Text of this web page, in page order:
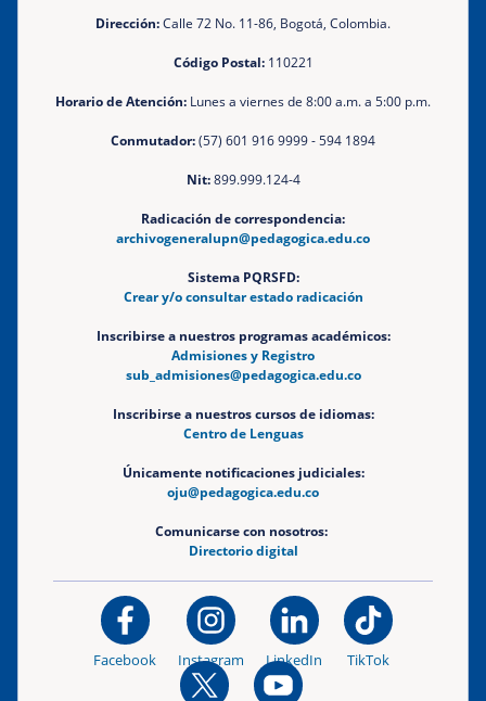
Dirección:Calle 72 No. 11-86, Bogotá, Colombia.
Código Postal:110221
Horario de Atención: Lunes a viernes de 8:00 a.m. a 5:00 p.m.
Conmutador:(57) 601 916 9999 - 594 1894
Nit:899.999.124-4
Radicación de correspondencia:
archivogeneralupn@pedagogica.edu.co
Sistema PQRSFD:
Crear y/o consultar estado radicación
Inscribirse a nuestros programas académicos:
Admisiones y Registro
sub_admisiones@pedagogica.edu.co
Inscribirse a nuestros cursos de idiomas:
Centro de Lenguas
Únicamente notificaciones judiciales:
oju@pedagogica.edu.co
Comunicarse con nosotros:
Directorio digital
Facebook Instagram LinkedIn TikTok